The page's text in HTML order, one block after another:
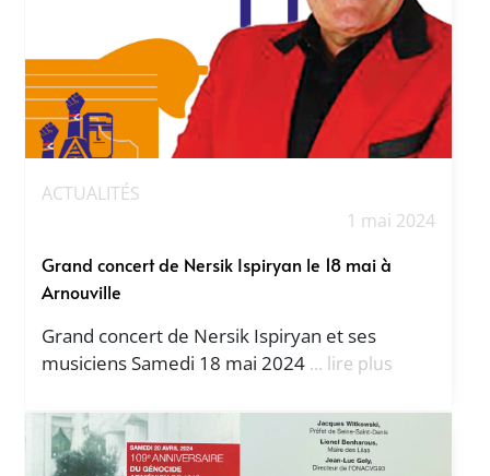
ACTUALITÉS
1 mai 2024
Grand concert de Nersik Ispiryan le 18 mai à
Arnouville
Grand concert de Nersik Ispiryan et ses
musiciens Samedi 18 mai 2024 ... lire plus